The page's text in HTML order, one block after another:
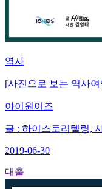
역사
[사진으로 보는 역사
아이원이즈
글 : 하이스토리텔링,
2019-06-30
대출